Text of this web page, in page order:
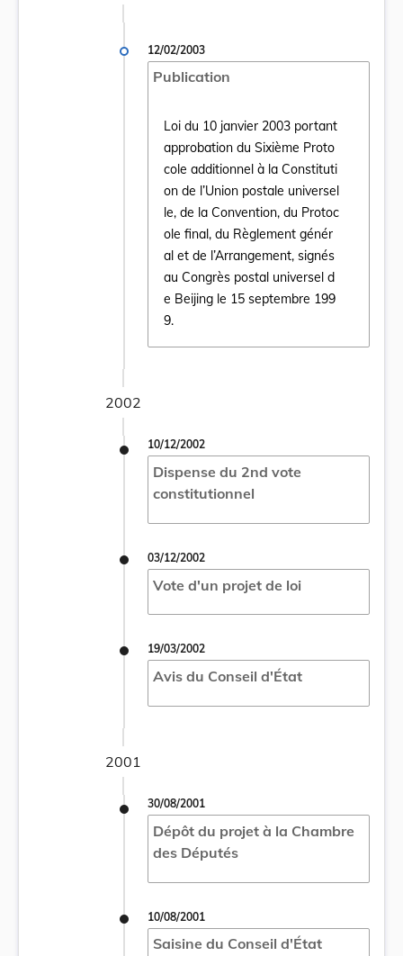
12/02/2003
Publication
Loi du 10 janvier 2003 portant
approbation du Sixième Proto
cole additionnel à la Constituti
on de l’Union postale universel
le, de la Convention, du Protoc
ole final, du Règlement génér
al et de l’Arrangement, signés
au Congrès postal universel d
e Beijing le 15 septembre 199
9.
Ouvrir le document Loi du 10 janvier
2002
10/12/2002
Dispense du 2nd vote
constitutionnel
03/12/2002
Vote d'un projet de loi
19/03/2002
Avis du Conseil d'État
2001
30/08/2001
Dépôt du projet à la Chambre
des Députés
10/08/2001
Saisine du Conseil d'État